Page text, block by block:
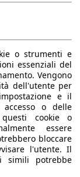
o strumenti e
essenziali del
Vengono
dell'utente per
e il
o delle
cookie o
essere
bloccare
l'utente. Il
simili potrebbe